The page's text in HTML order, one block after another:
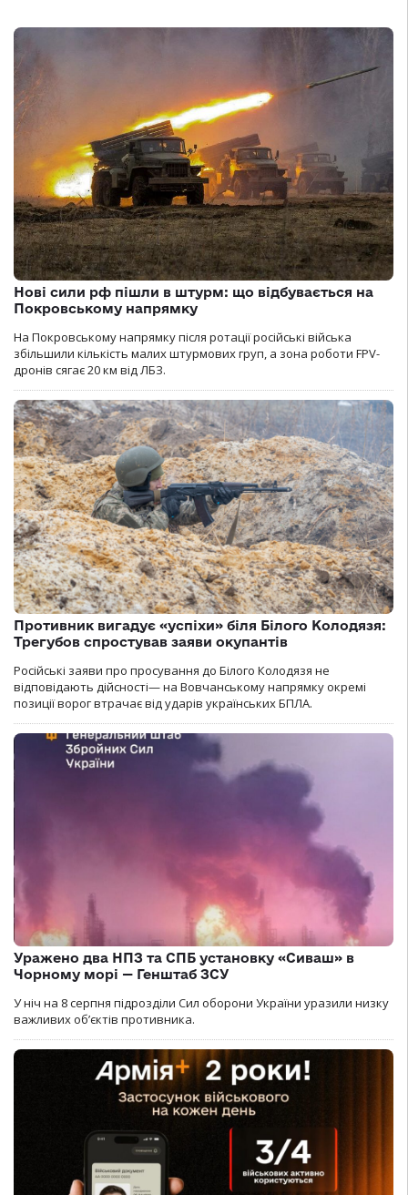
Нові сили рф пішли в штурм: що відбувається на
Покровському напрямку
На Покровському напрямку після ротації російські війська
збільшили кількість малих штурмових груп, а зона роботи FPV-
дронів сягає 20 км від ЛБЗ.
Противник вигадує «успіхи» біля Білого Колодязя:
Трегубов спростував заяви окупантів
Російські заяви про просування до Білого Колодязя не
відповідають дійсності— на Вовчанському напрямку окремі
позиції ворог втрачає від ударів українських БПЛА.
Уражено два НПЗ та СПБ установку «Сиваш» в
Чорному морі — Генштаб ЗСУ
У ніч на 8 серпня підрозділи Сил оборони України уразили низку
важливих об’єктів противника.